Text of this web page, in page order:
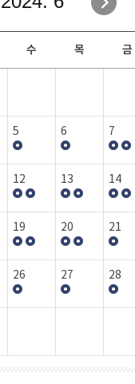
단 보도자료
행사갤러리
수 목 금
5 6 7
12 13 14
19 20 21
26 27 28